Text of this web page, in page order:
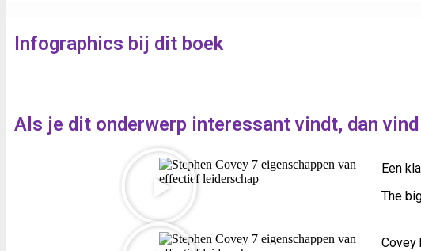
Infographics bij dit boek
Als je dit onderwerp interessant vindt, dan
Een
The
Covey